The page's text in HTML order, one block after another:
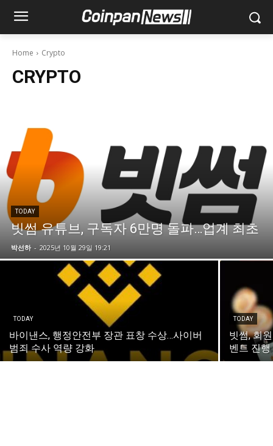
Home Crypto
CRYPTO
TODAY
빗썸 유튜브, 구독자 6만명 돌파…업계 최초
박선하 - 2025년 10월 29일 19:21
TODAY
바이낸스, 행정안전부 장관 표창 수상…사이버
범죄 수사 역량 강화
TODAY
빗썸, 회
벤트 진행